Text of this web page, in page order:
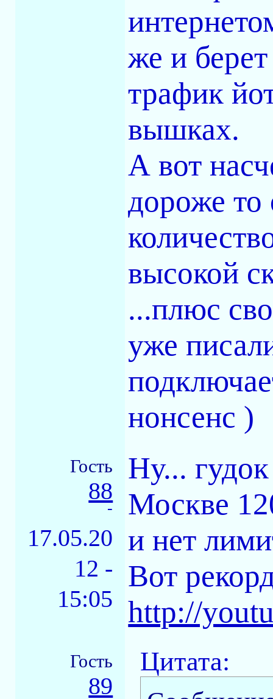
же и берет
трафик
вышках.
А вот
дороже то
высокой
...плюс
уже
нонсенс )
Гость
88
-
17.05.20
12 -
15:05
Ну...
Москве
и нет
Вот
http://
Гость
89
Цитата: